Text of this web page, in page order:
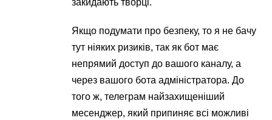
Якщо подумати про безпеку, то я не бачу
тут ніяких ризиків, так як бот має
непрямий доступ до вашого каналу, а
через вашого бота адміністратора. До
того ж, телеграм найзахищеніший
месенджер, який припиняє всі можливі